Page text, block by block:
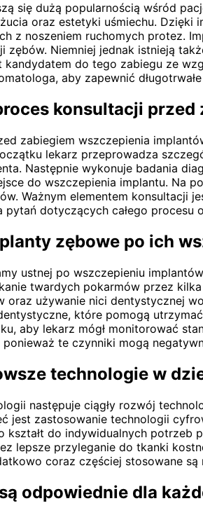
się dużą popularnością wśród
oraz estetyki uśmiechu. Dzięki
z noszeniem ruchomych protez.
zębów. Niemniej jednak istnieją
kandydatem do tego zabiegu ze
aby zapewnić
konsultacji
zabiegiem wszczepienia
lekarz przeprowadza
Następnie wykonuje badania
do wszczepienia implantu. Na
Ważnym elementem konsultacji
pytań dotyczących całego
zębowe po ich
ustnej po wszczepieniu
twardych pokarmów przez
oraz używanie nici dentystycznej
które pomogą
aby lekarz mógł monitorować
te czynniki mogą
technologie w
następuje ciągły rozwój
jest zastosowanie technologii
kształt do indywidualnych potrzeb
lepsze przyleganie do tkanki
coraz częściej stosowane
odpowiednie dla